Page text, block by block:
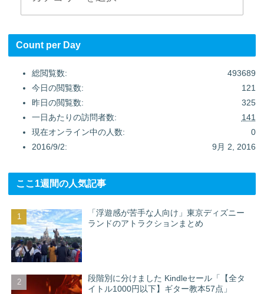
Count per Day
493689
総閲覧数:
121
今日の閲覧数:
325
昨日の閲覧数:
141
一日あたりの訪問者数:
0
現在オンライン中の人数:
9月 2, 2016
2016/9/2:
ここ1週間の人気記事
「浮遊感が苦手な人向け」東京ディズニー
ランドのアトラクションまとめ
段階別に分けました Kindleセール「【全タ
イトル1000円以下】ギター教本57点」